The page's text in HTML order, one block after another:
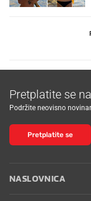
Pretplatite se na
Podržite neovisno
Pretplatite se
NASLOVNICA